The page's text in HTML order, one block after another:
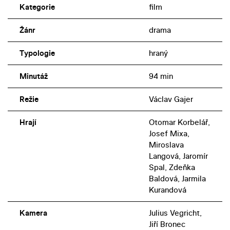
Kategorie film
Žánr drama
Typologie hraný
Minutáž 94 min
Režie Václav Gajer
Hrají
Otomar Korbelář,
Josef Mixa,
Miroslava
Langová, Jaromír
Spal, Zdeňka
Baldová, Jarmila
Kurandová
Kamera
Julius Vegricht,
Jiří Bronec